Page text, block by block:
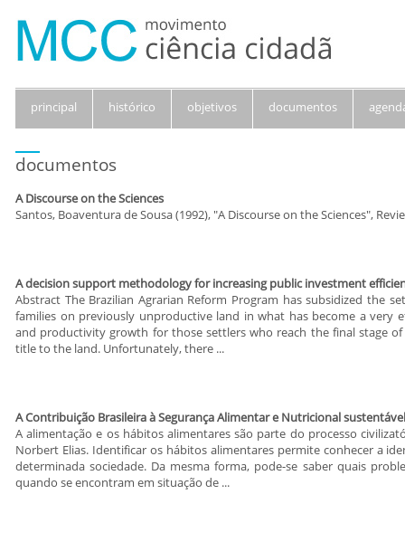
principal histórico objetivos documentos
documentos
A Discourse on the Sciences
Santos, Boaventura de Sousa (1992), "A Discourse on the Sciences",
A decision support methodology for increasing public investment
Abstract The Brazilian Agrarian Reform Program has subsidized the
families on previously unproductive land in what has become a very
and productivity growth for those settlers who reach the final stage
title to the land. Unfortunately, there ...
A Contribuição Brasileira à Segurança Alimentar e Nutricional sustentável
A alimentação e os hábitos alimentares são parte do processo
Norbert Elias. Identificar os hábitos alimentares permite conhecer a
determinada sociedade. Da mesma forma, pode-se saber quais
quando se encontram em situação de ...